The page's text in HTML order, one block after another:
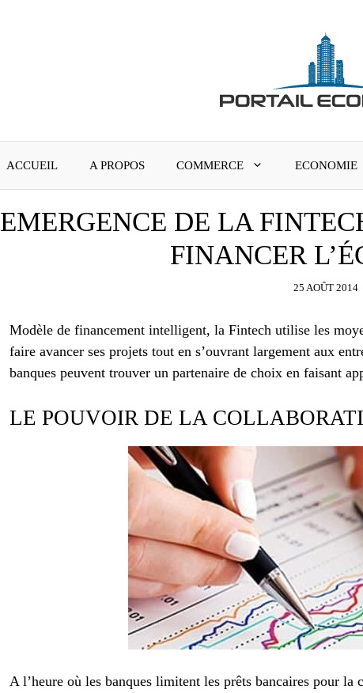
ACCUEIL A PROPOS COMMERCE ECONOMIE
EMERGENCE DE LA
FINANCER
25 AOÛT 2014
Modèle de financement intelligent, la Fintech utilise les
faire avancer ses projets tout en s’ouvrant largement aux
banques peuvent trouver un partenaire de choix en faisant
LE POUVOIR DE LA
A l’heure où les banques limitent les prêts bancaires pour la